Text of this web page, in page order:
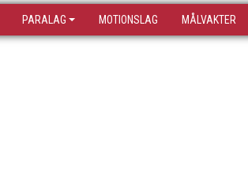
PARALAG MOTIONSLAG MÅLVAKTER